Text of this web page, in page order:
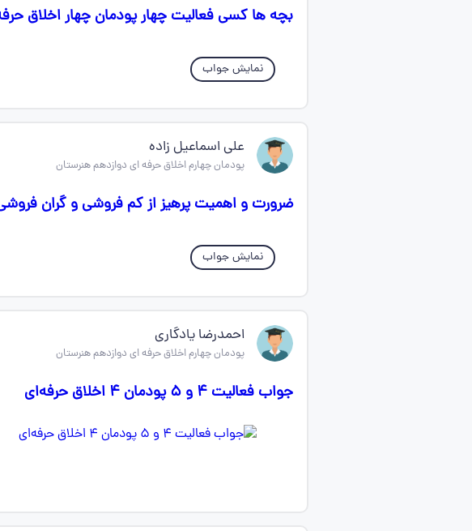
بچه ها کسی فعالیت چهار پودمان چهار اخلاق
نمایش جواب
علی اسماعیل زاده
پودمان چهارم اخلاق حرفه ای دوازدهم هنرستان
ضرورت و اهمیت پرهیز از کم فروشی و گران
نمایش جواب
احمدرضا یادگاری
پودمان چهارم اخلاق حرفه ای دوازدهم هنرستان
جواب فعالیت ۴ و ۵ پودمان ۴ اخلاق حرفه‌ای